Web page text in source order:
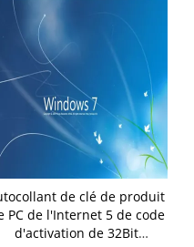
de clé de produit
PC de l'Internet 5 de code
d'activation de 32Bit